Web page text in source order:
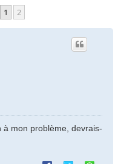
Précédent
1 2
à mon problème, devrais-